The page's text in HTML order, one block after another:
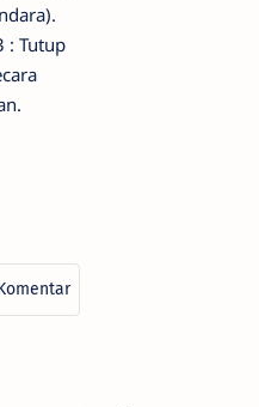
: Tutup